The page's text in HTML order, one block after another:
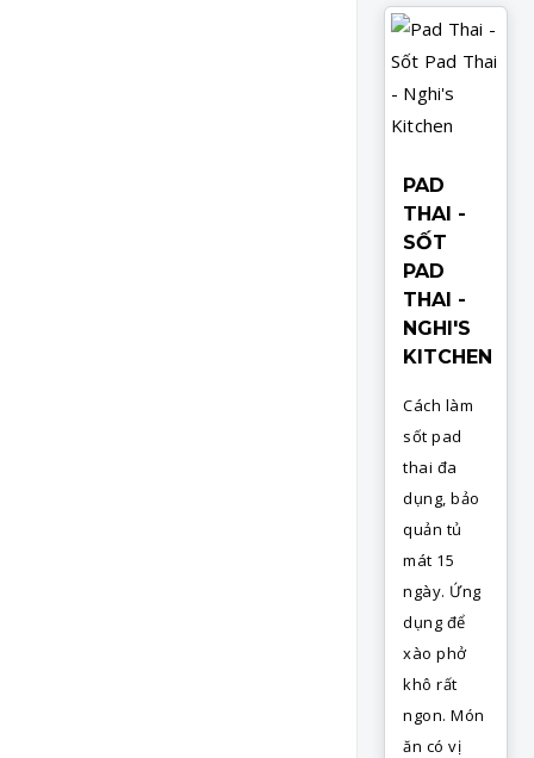
PAD
THAI -
SỐT
PAD
THAI -
NGHI'S
KITCHEN
Cách làm
sốt pad
thai đa
dụng, bảo
quản tủ
mát 15
ngày. Ứng
dụng để
xào phở
khô rất
ngon. Món
ăn có vị